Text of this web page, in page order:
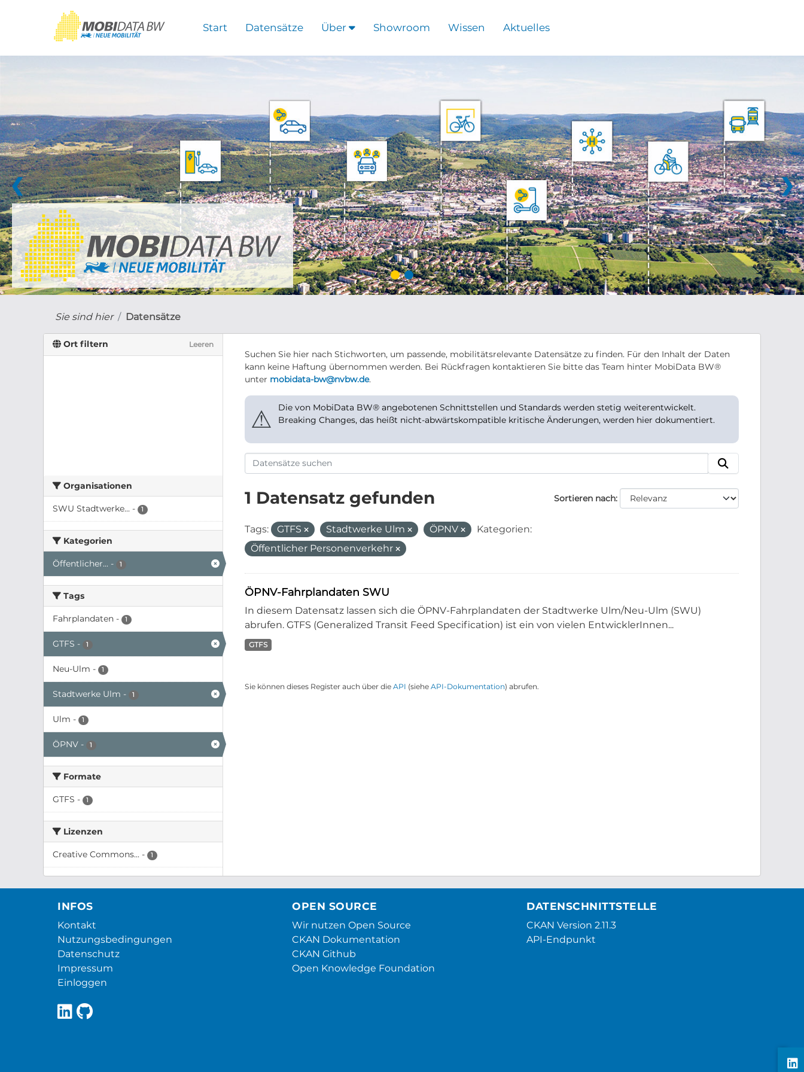
Start Datensätze Über Showroom Wissen Aktuelles
❮ ❯
Sie sind hier Datensätze
Ort filtern Leeren
Organisationen
SWU Stadtwerke... - 1
Kategorien
Öffentlicher... - 1
Tags
Fahrplandaten - 1
GTFS - 1
Neu-Ulm - 1
Stadtwerke Ulm - 1
Ulm - 1
ÖPNV - 1
Formate
GTFS - 1
Lizenzen
Creative Commons... - 1
Suchen Sie hier nach Stichworten, um passende, mobilitätsrelevante Datensätze zu finden. Für den Inhalt der Daten
kann keine Haftung übernommen werden. Bei Rückfragen kontaktieren Sie bitte das Team hinter MobiData BW®
unter mobidata-bw@nvbw.de.
⚠
Die von MobiData BW® angebotenen Schnittstellen und Standards werden stetig weiterentwickelt.
Breaking Changes, das heißt nicht-abwärtskompatible kritische Änderungen, werden hier dokumentiert.
Sortieren nach
1 Datensatz gefunden
Tags: GTFS Stadtwerke Ulm ÖPNV
Kategorien:
Öffentlicher Personenverkehr
ÖPNV-Fahrplandaten SWU
In diesem Datensatz lassen sich die ÖPNV-Fahrplandaten der Stadtwerke Ulm/Neu-Ulm (SWU)
abrufen. GTFS (Generalized Transit Feed Specification) ist ein von vielen EntwicklerInnen...
GTFS
Sie können dieses Register auch über die API (siehe API-Dokumentation) abrufen.
INFOS
Kontakt
Nutzungsbedingungen
Datenschutz
Impressum
Einloggen
OPEN SOURCE
Wir nutzen Open Source
CKAN Dokumentation
CKAN Github
Open Knowledge Foundation
DATENSCHNITTSTELLE
CKAN Version 2.11.3
API-Endpunkt